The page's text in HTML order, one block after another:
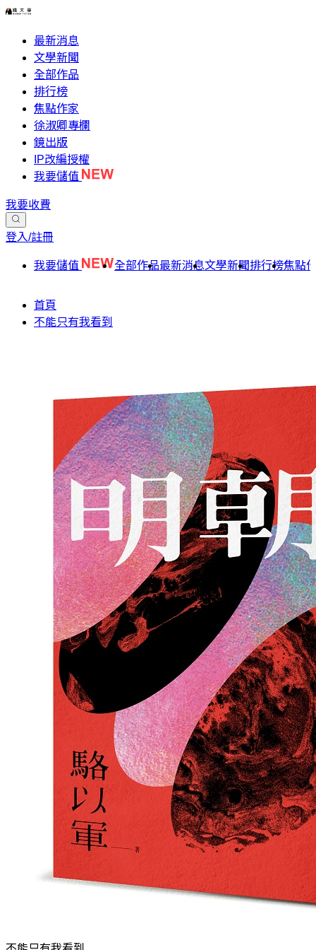
最新消息
文學新聞
全部作品
排行榜
焦點作家
徐淑卿專欄
鏡出版
IP改編授權
我要儲值
我要收費
登入/註冊
我要儲值 全部作品最新消息文學新聞排行榜焦點
首頁
不能只有我看到